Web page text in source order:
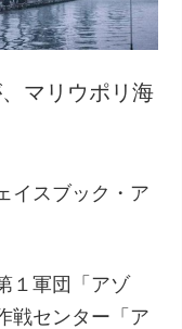
マリウポリ海
イスブック・ア
１軍団「アゾ
戦センター「ア